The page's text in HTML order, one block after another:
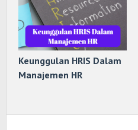
Keunggulan HRIS Dalam
Manajemen HR